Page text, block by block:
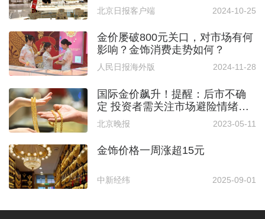
北京日报客户端 2024-10-25
金价屡破800元关口，对市场有何
影响？金饰消费走势如何？
人民日报海外版 2024-11-28
国际金价飙升！提醒：后市不确
定 投资者需关注市场避险情绪变
化
北京晚报 2023-05-11
金饰价格一周涨超15元
中新经纬 2025-09-01